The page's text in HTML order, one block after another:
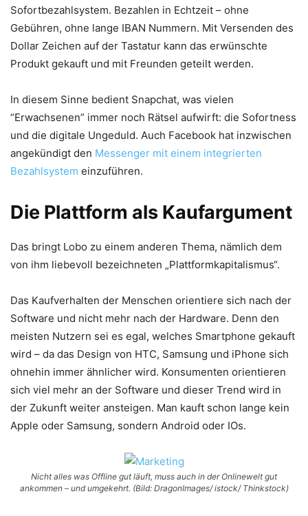
Sofortbezahlsystem. Bezahlen in Echtzeit – ohne
Gebühren, ohne lange IBAN Nummern. Mit Versenden des
Dollar Zeichen auf der Tastatur kann das erwünschte
Produkt gekauft und mit Freunden geteilt werden.
In diesem Sinne bedient Snapchat, was vielen
“Erwachsenen” immer noch Rätsel aufwirft: die Sofortness
und die digitale Ungeduld. Auch Facebook hat inzwischen
angekündigt den Messenger mit einem integrierten
Bezahlsystem einzuführen.
Die Plattform als Kaufargument
Das bringt Lobo zu einem anderen Thema, nämlich dem
von ihm liebevoll bezeichneten „Plattformkapitalismus“.
Das Kaufverhalten der Menschen orientiere sich nach der
Software und nicht mehr nach der Hardware. Denn den
meisten Nutzern sei es egal, welches Smartphone gekauft
wird – da das Design von HTC, Samsung und iPhone sich
ohnehin immer ähnlicher wird. Konsumenten orientieren
sich viel mehr an der Software und dieser Trend wird in
der Zukunft weiter ansteigen. Man kauft schon lange kein
Apple oder Samsung, sondern Android oder IOs.
Nicht alles was Offline gut läuft, muss auch in der Onlinewelt gut
ankommen – und umgekehrt. (Bild: DragonImages/ istock/ Thinkstock)